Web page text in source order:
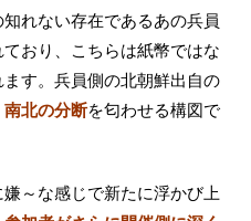
れない存在であるあの兵員
おり、こちらは紙幣ではな
す。兵員側の北朝鮮出自の
南北の分断を匂わせる構図で
～な感じで新たに浮かび上